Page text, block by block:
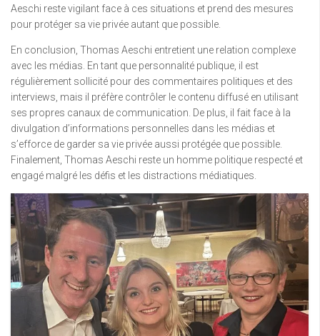
Aeschi reste vigilant face à ces situations et prend des mesures
pour protéger sa vie privée autant que possible.
En conclusion, Thomas Aeschi entretient une relation complexe
avec les médias. En tant que personnalité publique, il est
régulièrement sollicité pour des commentaires politiques et des
interviews, mais il préfère contrôler le contenu diffusé en utilisant
ses propres canaux de communication. De plus, il fait face à la
divulgation d’informations personnelles dans les médias et
s’efforce de garder sa vie privée aussi protégée que possible.
Finalement, Thomas Aeschi reste un homme politique respecté et
engagé malgré les défis et les distractions médiatiques.